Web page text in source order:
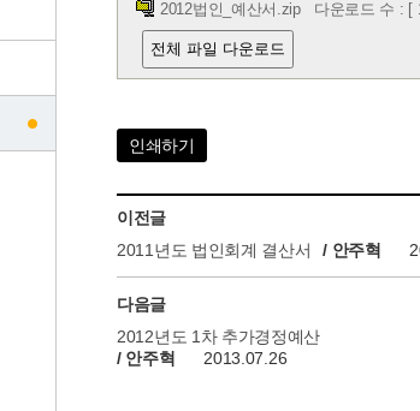
2012법인_예산서.zip다운로드 수 : [
전체 파일 다운로드
인쇄하기
이전글
2011년도 법인회계 결산서
/ 안주혁
다음글
2012년도 1차 추가경정예산
/ 안주혁
2013.07.26